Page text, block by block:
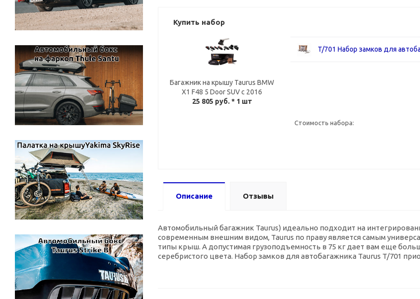
Купить набор
Багажник на крышу Taurus BMW
X1 F48 5 Door SUV с 2016
25 805 руб. * 1 шт
T/701 Набор замков для
Стоимость набора:
Описание Отзывы
Автомобильный багажник Taurus) идеально подходит на
современным внешним видом, Taurus по праву является самым
типы крыш. А допустимая грузоподъемность в 75 кг дает вам еще
серебристого цвета. Набор замков для автобагажника Taurus T/701